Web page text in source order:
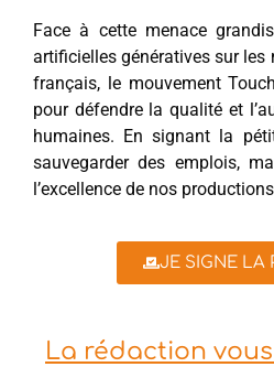
Face à cette menace
artificielles génératives sur les
français, le mouvement
pour défendre la qualité et
humaines. En signant la
sauvegarder des emplois,
l’excellence de nos
JE SIGNE LA
La rédaction